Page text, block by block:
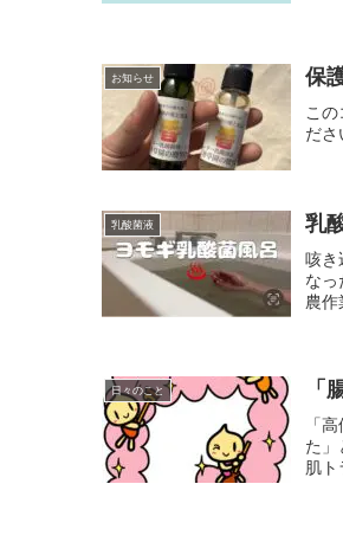
お知らせ 保
こ
ださ
乳酸菌液 乳
咳き
なっ
農作
日々のこと 「
「
た」
肌ト